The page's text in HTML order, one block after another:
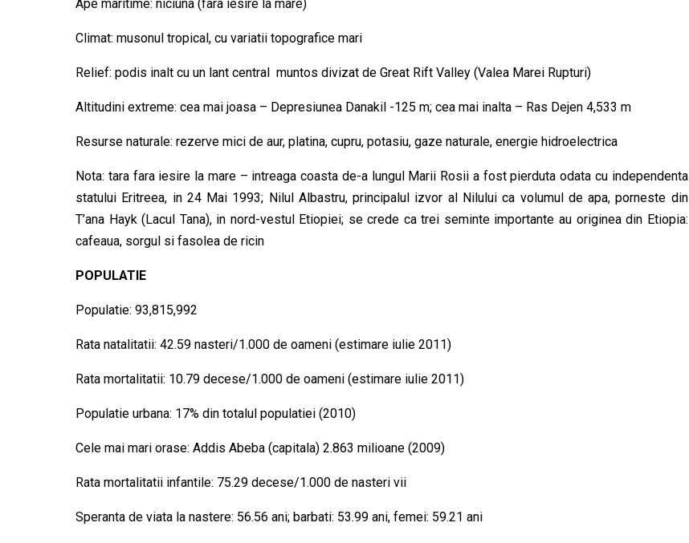
Ape maritime: niciuna (fara iesire la mare)
Climat: musonul tropical, cu variatii topografice mari
Relief: podis inalt cu un lant central muntos divizat de Great Rift Valley (Valea Marei Rupturi)
Altitudini extreme: cea mai joasa – Depresiunea Danakil -125 m; cea mai inalta – Ras Dejen 4,533 m
Resurse naturale: rezerve mici de aur, platina, cupru, potasiu, gaze naturale, energie hidroelectrica
Nota: tara fara iesire la mare – intreaga coasta de-a lungul Marii Rosii a fost pierduta odata cu independenta
statului Eritreea, in 24 Mai 1993; Nilul Albastru, principalul izvor al Nilului ca volumul de apa, porneste din
T’ana Hayk (Lacul Tana), in nord-vestul Etiopiei; se crede ca trei seminte importante au originea din Etiopia:
cafeaua, sorgul si fasolea de ricin
POPULATIE
Populatie: 93,815,992
Rata natalitatii: 42.59 nasteri/1.000 de oameni (estimare iulie 2011)
Rata mortalitatii: 10.79 decese/1.000 de oameni (estimare iulie 2011)
Populatie urbana: 17% din totalul populatiei (2010)
Cele mai mari orase: Addis Abeba (capitala) 2.863 milioane (2009)
Rata mortalitatii infantile: 75.29 decese/1.000 de nasteri vii
Speranta de viata la nastere: 56.56 ani; barbati: 53.99 ani, femei: 59.21 ani